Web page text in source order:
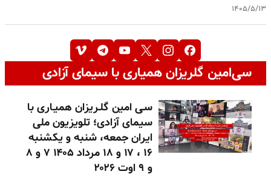
۱۴۰۵/۵/۱۳
سی‌امین گلریزان همیاری با سیمای آزادی
سـی امین گلـریزان همیـاری با
سیمای آزادی؛ تلویزیون ملی
ایران جمعه، شنبه و یکشنبه
۱۶ ، ۱۷ و ۱۸ مرداد ۱۴۰۵ ۷ و ۸
و ۹ اوت ۲۰۲۶